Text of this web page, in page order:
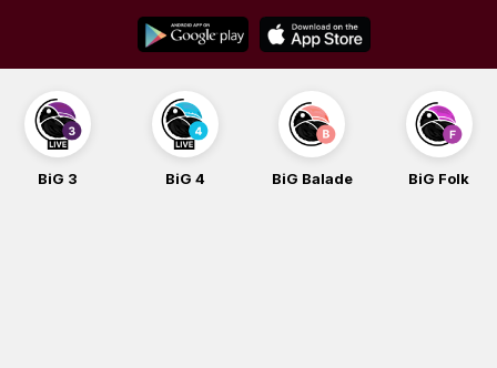
content
BiG 3 BiG 4 BiG Balade BiG Folk